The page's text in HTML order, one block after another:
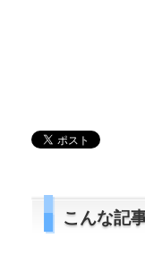
こんな記